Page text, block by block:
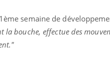
semaine de
bouche, effectue des